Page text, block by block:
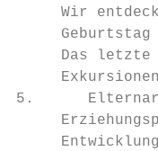
Wir
Geburtstag
Das letzte
5.